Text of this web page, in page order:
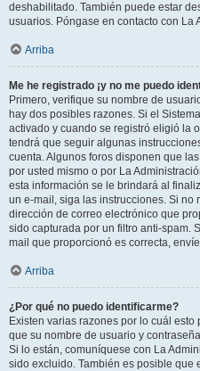
deshabilitado. También puede estar
usuarios. Póngase en contacto con La
Arriba
Me he registrado ¡y no me puedo
Primero, verifique su nombre de
hay dos posibles razones. Si el
activado y cuando se registró eligió la
tendrá que seguir algunas
cuenta. Algunos foros disponen que
por usted mismo o por La
esta información se le brindará al
un e-mail, siga las instrucciones. Si
dirección de correo electrónico que
sido capturada por un filtro anti-spam.
mail que proporcionó es correcta,
Arriba
¿Por qué no puedo identificarme?
Existen varias razones por lo cuál
que su nombre de usuario y
Si lo están, comuníquese con La
sido excluido. También es posible que